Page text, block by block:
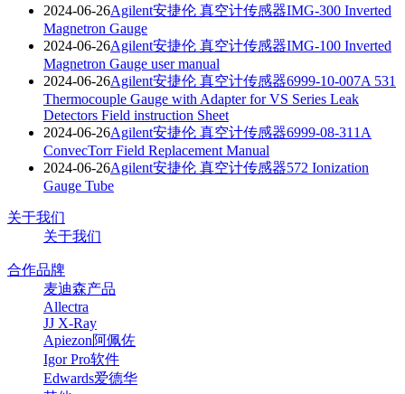
2024-06-26Agilent安捷伦 真空计传感器IMG-300 Inverted
Magnetron Gauge
2024-06-26Agilent安捷伦 真空计传感器IMG-100 Inverted
Magnetron Gauge user manual
2024-06-26Agilent安捷伦 真空计传感器6999-10-007A 531
Thermocouple Gauge with Adapter for VS Series Leak
Detectors Field instruction Sheet
2024-06-26Agilent安捷伦 真空计传感器6999-08-311A
ConvecTorr Field Replacement Manual
2024-06-26Agilent安捷伦 真空计传感器572 Ionization
Gauge Tube
关于我们
关于我们
合作品牌
麦迪森产品
Allectra
JJ X-Ray
Apiezon阿佩佐
Igor Pro软件
Edwards爱德华